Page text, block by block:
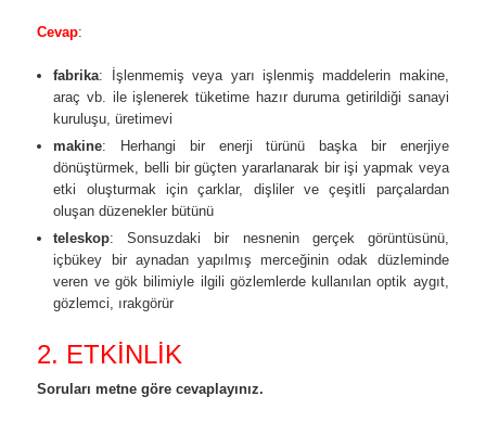
Cevap:
fabrika: İşlenmemiş veya yarı işlenmiş maddelerin makine,
araç vb. ile işlenerek tüketime hazır duruma getirildiği sanayi
kuruluşu, üretimevi
makine: Herhangi bir enerji türünü başka bir enerjiye
dönüştürmek, belli bir güçten yararlanarak bir işi yapmak veya
etki oluşturmak için çarklar, dişliler ve çeşitli parçalardan
oluşan düzenekler bütünü
teleskop: Sonsuzdaki bir nesnenin gerçek görüntüsünü,
içbükey bir aynadan yapılmış merceğinin odak düzleminde
veren ve gök bilimiyle ilgili gözlemlerde kullanılan optik aygıt,
gözlemci, ırakgörür
2. ETKİNLİK
Soruları metne göre cevaplayınız.